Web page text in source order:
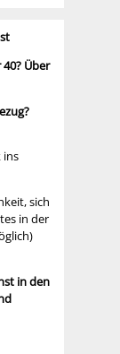
Über
ins
sich
in der
in den